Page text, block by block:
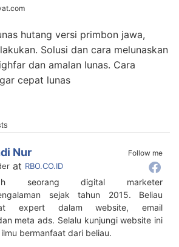
hutang versi primbon jawa,
Solusi dan cara melunaskan
dan amalan lunas. Cara
cepat lunas
Follow me
Nur
at RBO.CO.ID
seorang digital marketer
sejak tahun 2015. Beliau
expert dalam website, email
meta ads. Selalu kunjungi website ini
bermanfaat dari beliau.